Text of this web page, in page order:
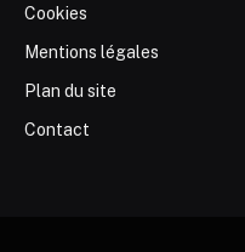
Cookies
Mentions légales
Plan du site
Contact